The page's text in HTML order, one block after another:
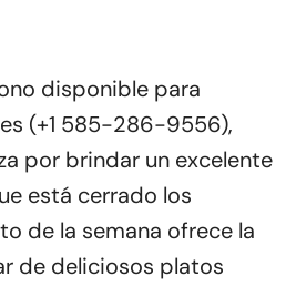
disponible para
(+1 585-286-9556),
por brindar un excelente
está cerrado los
de la semana ofrece la
de deliciosos platos